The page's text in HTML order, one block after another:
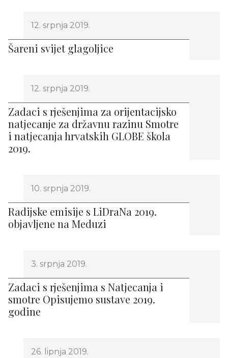
12. srpnja 2019.
Šareni svijet glagoljice
12. srpnja 2019.
Zadaci s rješenjima za orijentacijsko
natjecanje za državnu razinu Smotre
i natjecanja hrvatskih GLOBE škola
2019.
10. srpnja 2019.
Radijske emisije s LiDraNa 2019.
objavljene na Meduzi
3. srpnja 2019.
Zadaci s rješenjima s Natjecanja i
smotre Opisujemo sustave 2019.
godine
26. lipnja 2019.